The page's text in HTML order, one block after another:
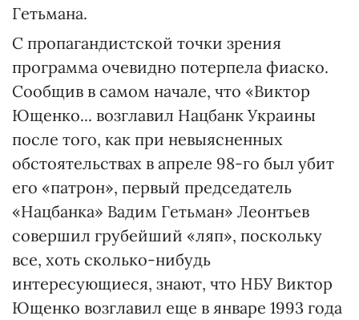
Гетьмана.
С пропагандистской точки зрения
программа очевидно потерпела фиаско.
Сообщив в самом начале, что «Виктор
Ющенко... возглавил Нацбанк Украины
после того, как при невыясненных
обстоятельствах в апреле 98-го был убит
его «патрон», первый председатель
«Нацбанка» Вадим Гетьман» Леонтьев
совершил грубейший «ляп», поскольку
все, хоть сколько-нибудь
интересующиеся, знают, что НБУ Виктор
Ющенко возглавил еще в январе 1993 года